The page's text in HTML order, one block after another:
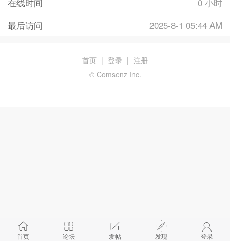
最后访问
2025-8-1 05:44 AM
首页 论坛 发帖 发现 登录
首页 | 登录 | 注册
© Comsenz Inc.